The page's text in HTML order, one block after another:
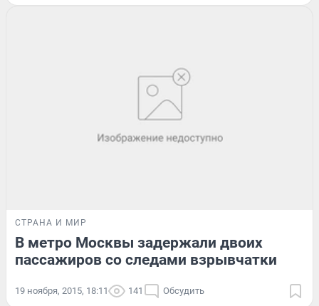
СТРАНА И МИР
В метро Москвы задержали двоих
пассажиров со следами взрывчатки
19 ноября, 2015, 18:11 141 Обсудить